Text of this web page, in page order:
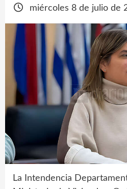
miércoles 8 de julio de
La Intendencia